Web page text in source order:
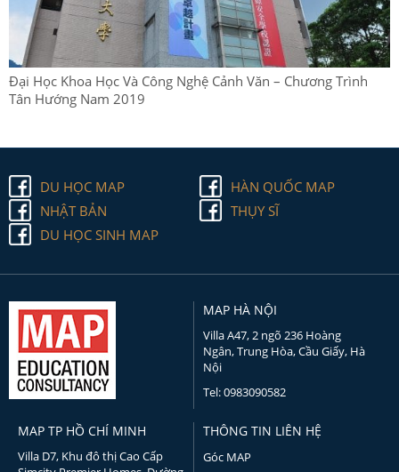
Đại Học Khoa Học Và Công Nghệ Cảnh Văn – Chương Trình
Tân Hướng Nam 2019
DU HỌC MAP
HÀN QUỐC MAP
NHẬT BẢN
THỤY SĨ
DU HỌC SINH MAP
MAP HÀ NỘI
Villa A47, 2 ngõ 236 Hoàng
Ngân, Trung Hòa, Cầu Giấy, Hà
Nội
Tel: 0983090582
MAP TP HỒ CHÍ MINH
Villa D7, Khu đô thị Cao Cấp
THÔNG TIN LIÊN HỆ
Góc MAP